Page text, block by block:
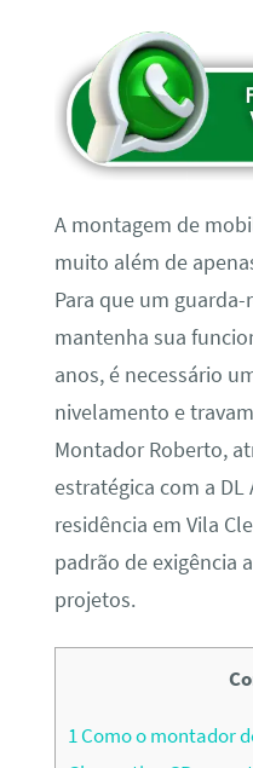
A montagem de
muito além de
Para que um
mantenha sua
anos, é necessário
nivelamento e
Montador Roberto,
estratégica com a
residência em Vila
padrão de exigência
projetos.
1Como o montador